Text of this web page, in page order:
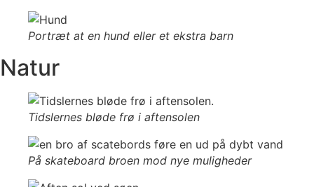
Portræt at en hund eller et ekstra barn
Natur
Tidslernes bløde frø i aftensolen
På skateboard broen mod nye muligheder